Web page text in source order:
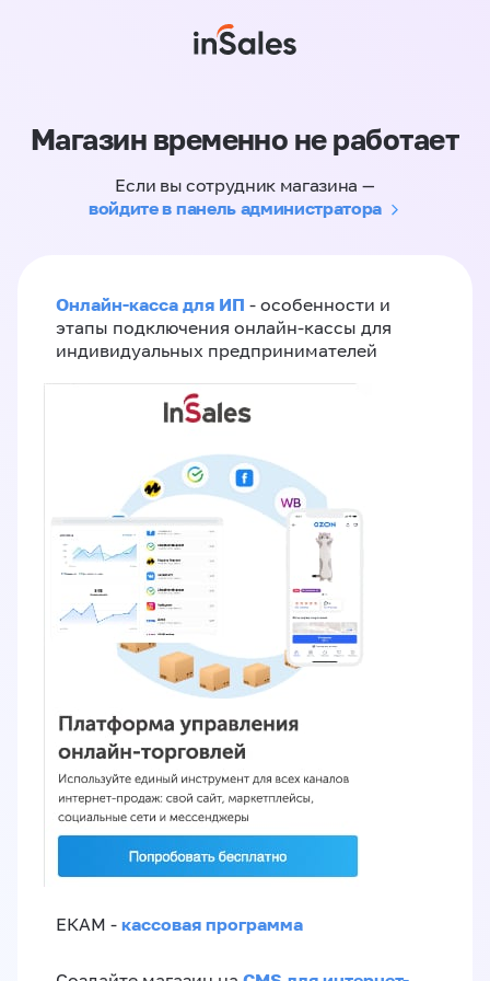
Магазин временно не работает
Если вы сотрудник магазина —
войдите в панель администратора
Онлайн-касса для ИП - особенности и
этапы подключения онлайн-кассы для
индивидуальных предпринимателей
ЕКАМ - кассовая программа